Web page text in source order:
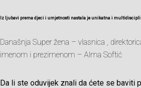
Iz ljubavi prema djeci i umjetnosti nastala je unikatna i
Današnja Super žena – vlasnica ,
imenom i prezimenom – Alma Softić
Da li ste oduvijek znali da ćete se baviti